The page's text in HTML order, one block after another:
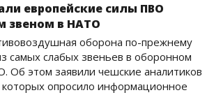
европейские силы ПВО
звеном в НАТО
оборона по-прежнему
самых слабых звеньев в оборонном
Об этом заявили чешские аналитиков
которых опросило информационное